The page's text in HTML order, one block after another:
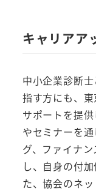
キャリアア
中小企業診断
指す方にも、
サポートを提
やセミナーを
グ、ファイナ
し、自身の付
た、協会のネ